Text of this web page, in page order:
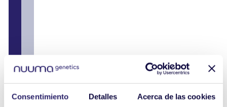
Consentimiento Detalles Acerca de las cookies